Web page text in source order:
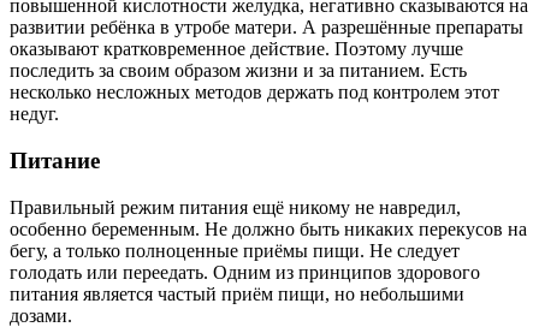
повышенной кислотности желудка, негативно сказываются на
развитии ребёнка в утробе матери. А разрешённые препараты
оказывают кратковременное действие. Поэтому лучше
последить за своим образом жизни и за питанием. Есть
несколько несложных методов держать под контролем этот
недуг.
Питание
Правильный режим питания ещё никому не навредил,
особенно беременным. Не должно быть никаких перекусов на
бегу, а только полноценные приёмы пищи. Не следует
голодать или переедать. Одним из принципов здорового
питания является частый приём пищи, но небольшими
дозами.